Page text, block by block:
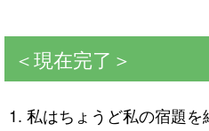
＜現在完了＞
私はちょうど私の宿題を